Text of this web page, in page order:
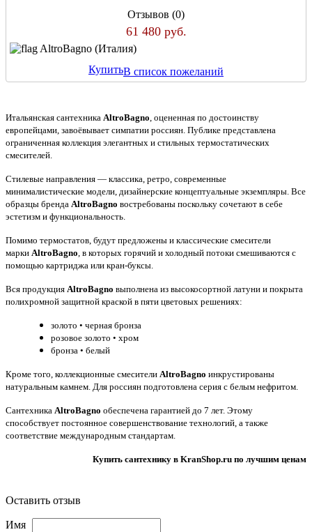
Отзывов (0)
61 480 руб.
AltroBagno (Италия)
КупитьВ список пожеланий
Итальянская сантехника AltroBagno , оцененная по достоинству
европейцами, завоёвывает симпатии россиян. Публике представлена
ограниченная коллекция элегантных и стильных термостатических
смесителей.
Стилевые направления — классика, ретро, современные
минималистические модели, дизайнерские концептуальные экземпляры. Все
образцы бренда AltroBagno востребованы поскольку сочетают в себе
эстетизм и функциональность.
Помимо термостатов, будут предложены и классические смесители
марки AltroBagno , в которых горячий и холодный потоки смешиваются с
помощью картриджа или кран-буксы.
Вся продукция AltroBagno выполнена из высокосортной латуни и покрыта
полихромной защитной краской в пяти цветовых решениях:
золото • черная бронза
розовое золото • хром
бронза • белый
Кроме того, коллекционные смесители AltroBagno инкрустированы
натуральным камнем. Для россиян подготовлена серия с белым нефритом.
Сантехника AltroBagno обеспечена гарантией до 7 лет. Этому
способствует постоянное совершенствование технологий, а также
соответствие международным стандартам.
Купить сантехнику в KranShop.ru по лучшим ценам
Оставить отзыв
Имя